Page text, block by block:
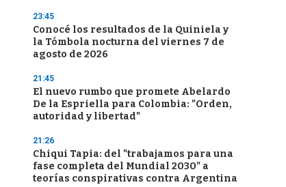
23:45
Conocé los resultados de la Quiniela y
la Tómbola nocturna del viernes 7 de
agosto de 2026
21:45
El nuevo rumbo que promete Abelardo
De la Espriella para Colombia: "Orden,
autoridad y libertad"
21:26
Chiqui Tapia: del "trabajamos para una
fase completa del Mundial 2030" a
teorías conspirativas contra Argentina